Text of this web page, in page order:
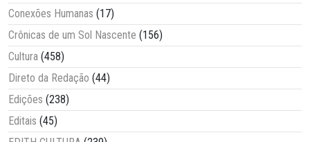
Conexões Humanas (17)
Crônicas de um Sol Nascente (156)
Cultura (458)
Direto da Redação (44)
Edições (238)
Editais (45)